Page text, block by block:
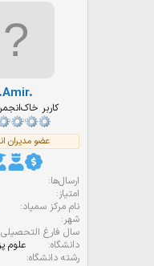
ع
.Amir.
کاربر
عضو مدیران
ارسال‌ها
امتیاز
نام مرکز سمپاد
شهر
سال فارغ التحصیلی
دانشگاه
علوم‌
رشته دانشگاه